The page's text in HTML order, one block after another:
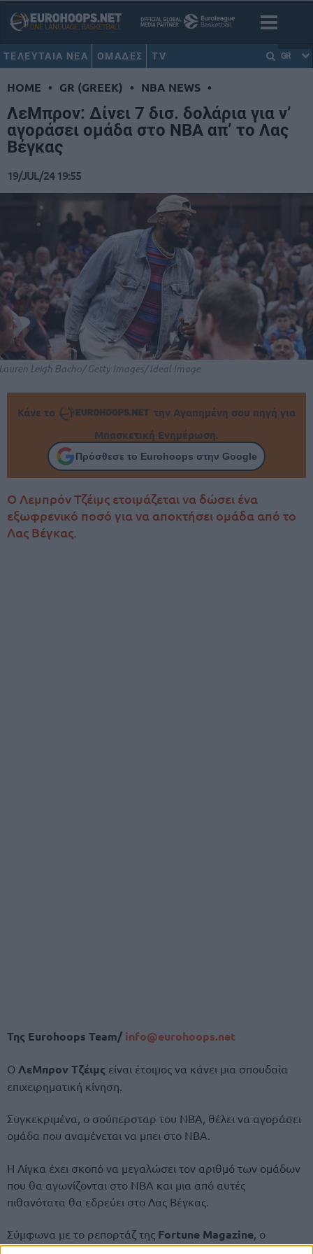
ΤΕΛΕΥΤΑΙΑ ΝΕΑ ΟΜΑΔΕΣ TV GR
HOME • GR (GREEK) • NBA NEWS •
ΛεΜπρον: Δίνει 7 δισ. δολάρια για ν’
αγοράσει ομάδα στο NBA απ’ το Λας
Βέγκας
19/JUL/24 19:55
Leigh Bacho/ Getty Images/ Ideal Image
Κάνε το
την Αγαπημένη σου πηγή για
Μπασκετική Ενημέρωση.
Πρόσθεσε το Eurohoops στην Google
Ο Λεμπρόν Τζέιμς ετοιμάζεται να δώσει ένα
εξωφρενικό ποσό για να αποκτήσει ομάδα από το
Λας Βέγκας.
Της Eurohoops Team/ info@eurohoops.net
Ο ΛεΜπρον Τζέιμς είναι έτοιμος να κάνει μια σπουδαία
επιχειρηματική κίνηση.
Συγκεκριμένα, ο σούπερσταρ του NBA, θέλει να αγοράσει
ομάδα που αναμένεται να μπει στο NBA.
Η Λίγκα έχει σκοπό να μεγαλώσει τον αριθμό των ομάδων
που θα αγωνίζονται στο NBA και μια από αυτές
πιθανότατα θα εδρεύει στο Λας Βέγκας.
Σύμφωνα με το ρεπορτάζ της Fortune Magazine , ο
“Βασιλιάς” θα έχει σκληρό ανταγωνισμό στον χορό των